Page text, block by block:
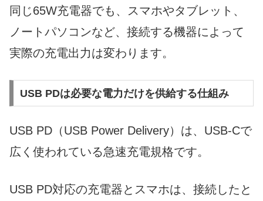
同じ65W充電器でも、スマホやタブレット、
ノートパソコンなど、接続する機器によって
実際の充電出力は変わります。
USB PDは必要な電力だけを供給する仕組み
USB PD（USB Power Delivery）は、USB-Cで
広く使われている急速充電規格です。
USB PD対応の充電器とスマホは、接続したと